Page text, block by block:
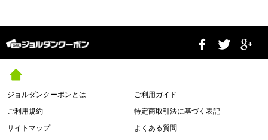
ジョルダンクーポンとは
ご利用ガイド
ご利用規約
特定商取引法に基づく表記
サイトマップ
よくある質問